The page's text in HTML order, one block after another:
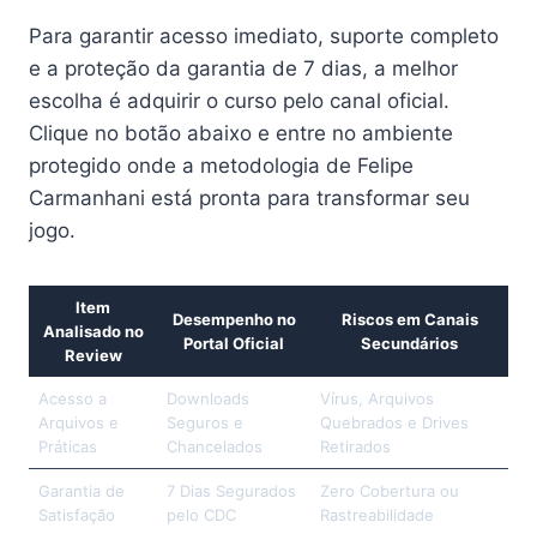
Para garantir acesso imediato, suporte completo
e a proteção da garantia de 7 dias, a melhor
escolha é adquirir o curso pelo canal oficial.
Clique no botão abaixo e entre no ambiente
protegido onde a metodologia de Felipe
Carmanhani está pronta para transformar seu
jogo.
Item
Analisado no
Review
Desempenho no
Portal Oficial
Riscos em Canais
Secundários
Acesso a
Arquivos e
Práticas
Downloads
Seguros e
Chancelados
Vírus, Arquivos
Quebrados e Drives
Retirados
Garantia de
Satisfação
7 Dias Segurados
pelo CDC
Zero Cobertura ou
Rastreabilidade